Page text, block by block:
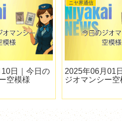
日｜今日の
空模様
ニヤ界通信
2025年06月01
ジオマンシー空